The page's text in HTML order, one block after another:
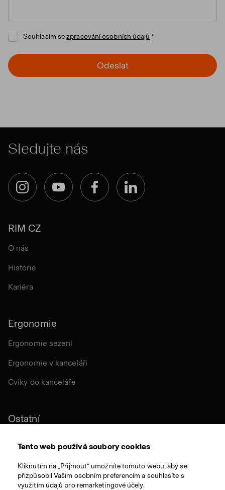
Souhlasím sezpracování osobních údajů
Odeslat
Sledujte nás
InstagramYouTube FacebookLinkedIn
RIM CZ
O nás
Historie
Kariéra
Ergonomie
Ergonomie sezení
Ergonomie v kanceláři
Cviky do kanceláře
Ostatní
Látky a materiály
Tento web používá soubory cookies
Kliknutím na „Přijmout“ umožníte tomuto webu, aby se
přizpůsobil Vašim osobním preferencím a souhlasíte s
využitím údajů pro remarketingové účely.